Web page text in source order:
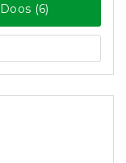
Doos (6)